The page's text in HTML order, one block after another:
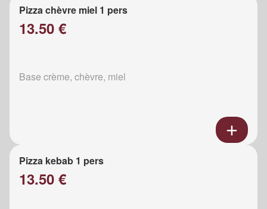
Pizza chèvre miel 1 pers
13.50 €
Base crème, chèvre, miel
Pizza kebab 1 pers
13.50 €